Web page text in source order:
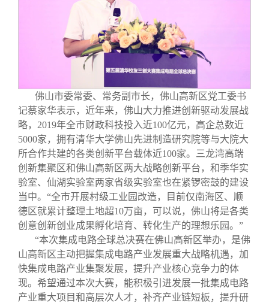
佛山市委常委、常务副市长，佛山高新区党工委书
记蔡家华表示，近年来，佛山大力推进创新驱动发展战
略，2019年全市财政科技投入近100亿元，高企总数近
5000家，拥有清华大学佛山先进制造研究院等与大院大
所合作共建的各类创新平台载体近100家。三龙湾高端
创新集聚区和佛山高新区两大战略创新平台，和季华实
验室、仙湖实验室两家省级实验室也在紧锣密鼓的建设
当中。“全市开展村级工业园改造，目前仅南海区、顺
德区就累计整理土地超10万亩，可以说，佛山将是各类
创意创新创业成果孵化培育、转化生产的理想乐园。”
“本次集成电路全球总决赛在佛山高新区举办，是佛
山高新区主动把握集成电路产业发展重大战略机遇，加
快集成电路产业集聚发展，提升产业核心竞争力的体
现。希望通过本次大赛，能积极引进发展一批集成电路
产业重大项目和高层次人才，补齐产业链短板，提升研